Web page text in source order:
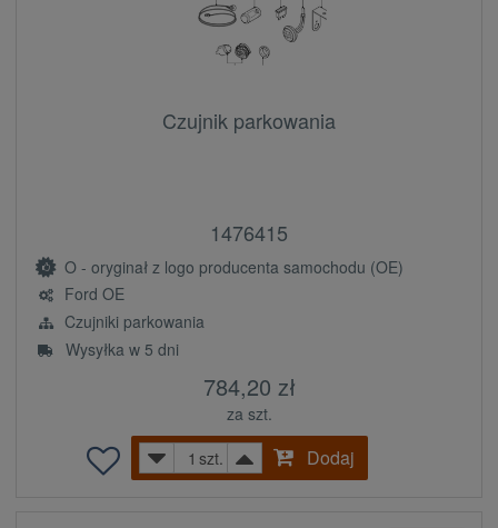
Czujnik parkowania
1476415
O - oryginał z logo producenta samochodu (OE)
Ford OE
Czujniki parkowania
Wysyłka w 5 dni
784,20 zł
za szt.
szt.
Dodaj